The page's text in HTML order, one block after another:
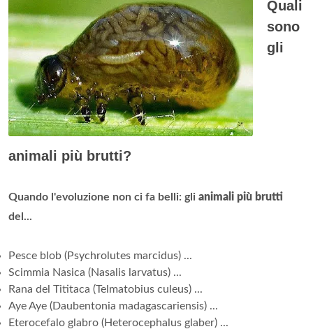
Quali
sono
gli
animali più brutti?
Quando l'evoluzione non ci fa belli: gli animali più brutti
del...
Pesce blob (Psychrolutes marcidus) ...
Scimmia Nasica (Nasalis larvatus) ...
Rana del Tititaca (Telmatobius culeus) ...
Aye Aye (Daubentonia madagascariensis) ...
Eterocefalo glabro (Heterocephalus glaber) ...